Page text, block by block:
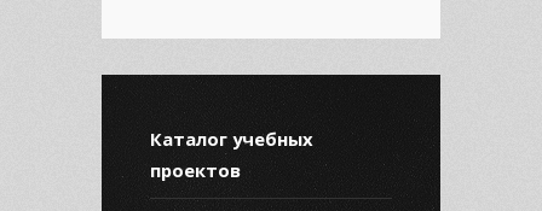
Каталог учебных
проектов